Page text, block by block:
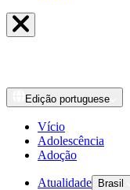
Edição portuguese
Vício
Adolescência
Adoção
Atualidade Brasil